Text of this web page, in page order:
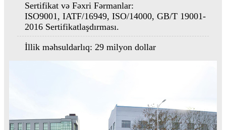
Sertifikat və Fəxri Fərmanlar:
ISO9001, IATF/16949, ISO/14000, GB/T 19001-
2016 Sertifikatlaşdırması.
İllik məhsuldarlıq: 29 milyon dollar